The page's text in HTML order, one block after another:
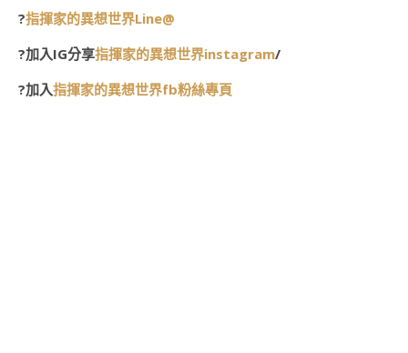
?指揮家的異想世界Line@
?加入IG分享指揮家的異想世界instagram/
?加入指揮家的異想世界fb粉絲專頁